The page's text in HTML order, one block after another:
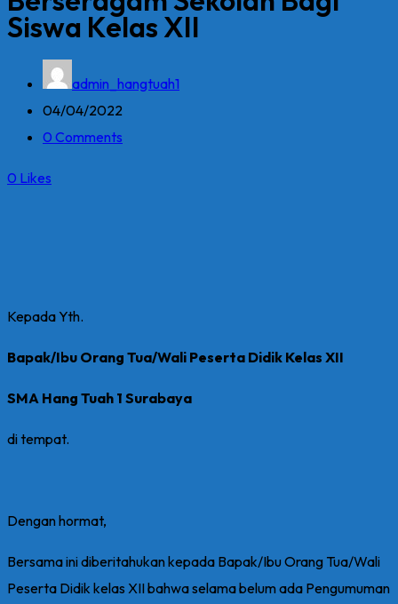
Siswa Kelas XII
admin_hangtuah1
04/04/2022
0 Comments
0 Likes
Kepada Yth.
Bapak/Ibu Orang Tua/Wali Peserta Didik Kelas XII
SMA Hang Tuah 1 Surabaya
di tempat.
Dengan hormat,
Bersama ini diberitahukan kepada Bapak/Ibu Orang Tua/Wali
Peserta Didik kelas XII bahwa selama belum ada Pengumuman